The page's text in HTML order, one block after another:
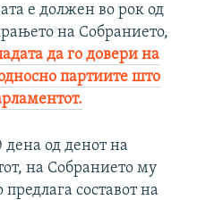
е должен во рок од
на Собранието,
да го довери на
партиите што
од денот на
на Собранието му
составот на